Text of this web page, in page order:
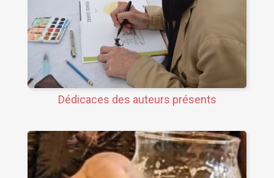
Dédicaces des auteurs présents